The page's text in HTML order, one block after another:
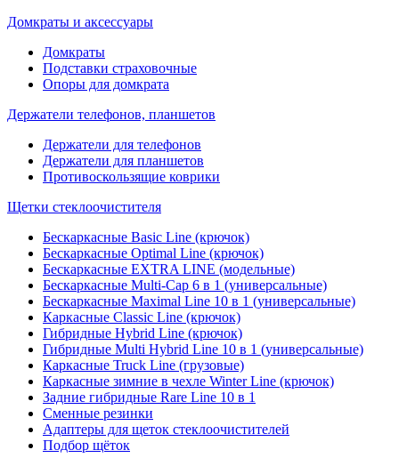
Домкраты и аксессуары
Домкраты
Подставки страховочные
Опоры для домкрата
Держатели телефонов, планшетов
Держатели для телефонов
Держатели для планшетов
Противоскользящие коврики
Щетки стеклоочистителя
Бескаркасные Basic Line (крючок)
Бескаркасные Optimal Line (крючок)
Бескаркасные EXTRA LINE (модельные)
Бескаркасные Multi-Cap 6 в 1 (универсальные)
Бескаркасные Maximal Line 10 в 1 (универсальные)
Каркасные Classic Line (крючок)
Гибридные Hybrid Line (крючок)
Гибридные Multi Hybrid Line 10 в 1 (универсальные)
Каркасные Truck Line (грузовые)
Каркасные зимние в чехле Winter Line (крючок)
Задние гибридные Rare Line 10 в 1
Сменные резинки
Адаптеры для щеток стеклоочистителей
Подбор щёток